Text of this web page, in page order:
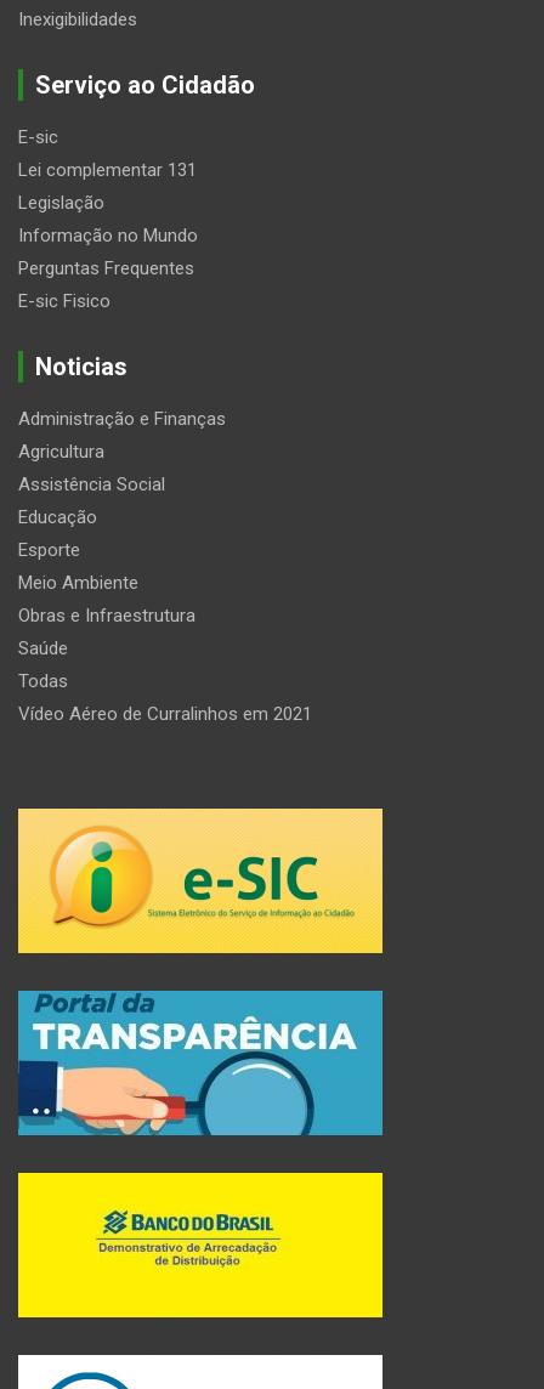
Inexigibilidades
Serviço ao Cidadão
E-sic
Lei complementar 131
Legislação
Informação no Mundo
Perguntas Frequentes
E-sic Fisico
Noticias
Administração e Finanças
Agricultura
Assistência Social
Educação
Esporte
Meio Ambiente
Obras e Infraestrutura
Saúde
Todas
Vídeo Aéreo de Curralinhos em 2021